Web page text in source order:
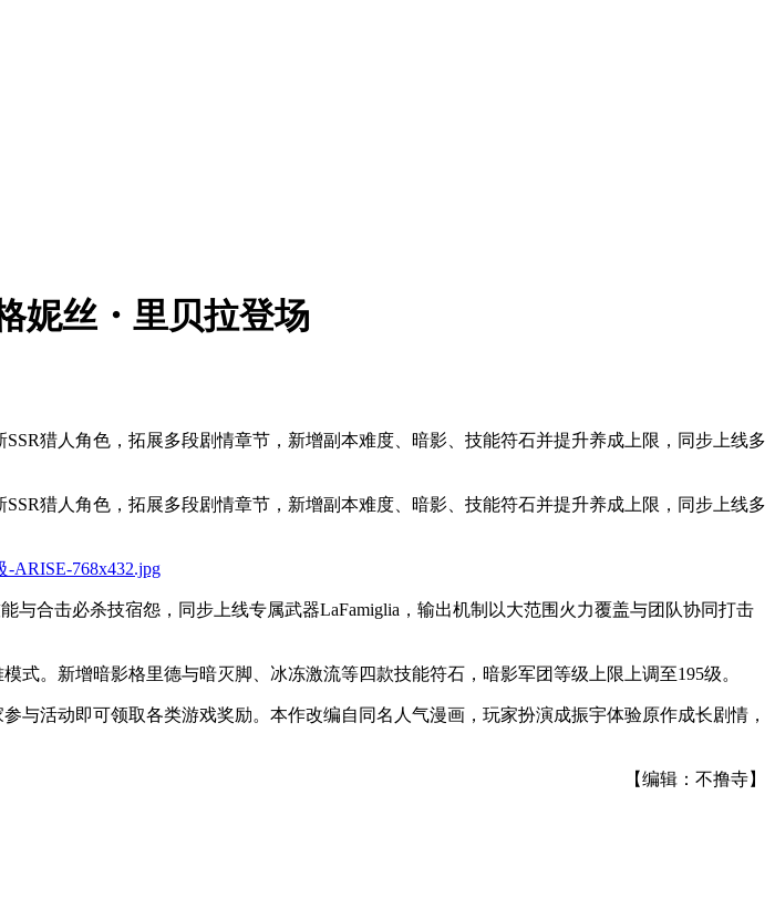
妮丝・里贝拉登场
猎人角色，拓展多段剧情章节，新增副本难度、暗影、技能符石并提升养成上限，同步上线多
猎人角色，拓展多段剧情章节，新增副本难度、暗影、技能符石并提升养成上限，同步上线多
合击必杀技宿怨，同步上线专属武器LaFamiglia，输出机制以大范围火力覆盖与团队协同打击
。新增暗影格里德与暗灭脚、冰冻激流等四款技能符石，暗影军团等级上限上调至195级。
活动即可领取各类游戏奖励。本作改编自同名人气漫画，玩家扮演成振宇体验原作成长剧情，
【编辑：不撸寺】